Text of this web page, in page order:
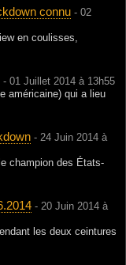
connu - 02
en coulisses,
- 01 Juillet 2014 à 13h55
américaine) qui a lieu
- 24 Juin 2014 à
champion des États-
- 20 Juin 2014 à
les deux ceintures